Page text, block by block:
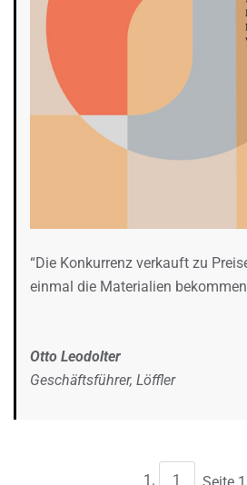
“Die Konkurrenz verkauft zu
einmal die Materialien
Otto Leodolter
Geschäftsführer, Löffler
1